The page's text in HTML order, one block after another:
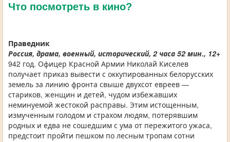
Что посмотреть в кино?
Праведник
Россия, драма, военный, исторический, 2 часа 52 мин., 12+
942 год. Офицер Красной Армии Николай Киселев
получает приказ вывести с оккупированных белорусских
земель за линию фронта свыше двухсот евреев —
стариков, женщин и детей, чудом избежавших
неминуемой жестокой расправы. Этим истощенным,
измученным голодом и страхом людям, потерявшим
родных и едва не сошедшим с ума от пережитого ужаса,
предстоит пройти пешком по лесным тропам сотни